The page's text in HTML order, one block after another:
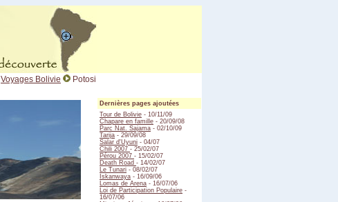
Voyages Bolivie Potosi
Dernières pages ajoutées
Tour de Bolivie - 10/11/09
Chapare en famille - 20/09/08
Parc Nat. Sajama - 02/10/09
Tarija - 29/09/08
Salar d'Uyuni - 04/07
Chili 2007 - 25/02/07
Pérou 2007 - 15/02/07
Death Road - 14/02/07
Le Tunari - 08/02/07
Iskanwaya - 16/09/06
Lomas de Arena - 16/07/06
Loi de Participation Populaire -
16/07/06